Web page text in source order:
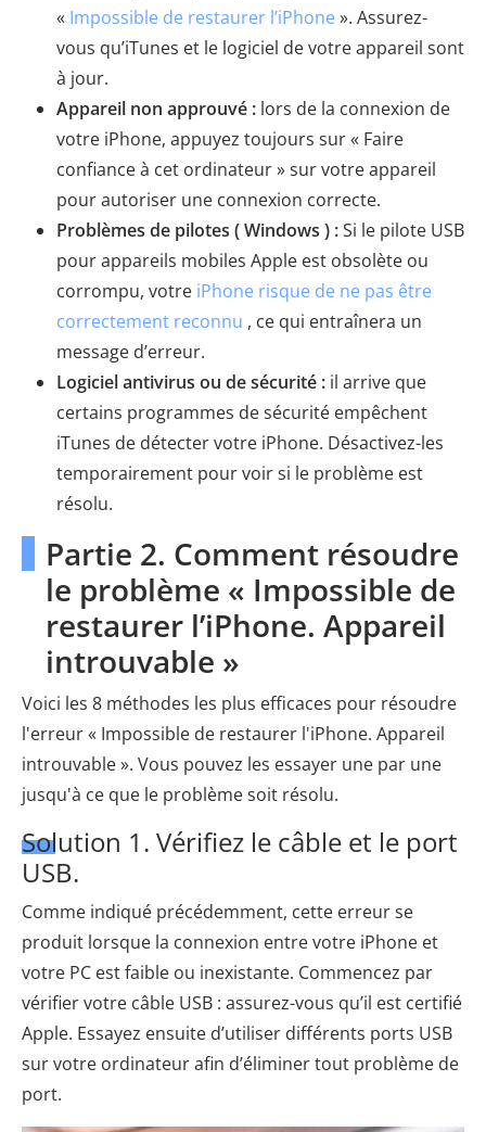
« Impossible de restaurer l’iPhone ». Assurez-
vous qu’iTunes et le logiciel de votre appareil sont
à jour.
Appareil non approuvé : lors de la connexion de
votre iPhone, appuyez toujours sur « Faire
confiance à cet ordinateur » sur votre appareil
pour autoriser une connexion correcte.
Problèmes de pilotes ( Windows ) :Si le pilote USB
pour appareils mobiles Apple est obsolète ou
corrompu, votre iPhone risque de ne pas être
correctement reconnu , ce qui entraînera un
message d’erreur.
Logiciel antivirus ou de sécurité : il arrive que
certains programmes de sécurité empêchent
iTunes de détecter votre iPhone. Désactivez-les
temporairement pour voir si le problème est
résolu.
Partie 2. Comment résoudre
le problème « Impossible de
restaurer l’iPhone. Appareil
introuvable »
Voici les 8 méthodes les plus efficaces pour résoudre
l'erreur « Impossible de restaurer l'iPhone. Appareil
introuvable ». Vous pouvez les essayer une par une
jusqu'à ce que le problème soit résolu.
Solution 1. Vérifiez le câble et le port
USB.
Comme indiqué précédemment, cette erreur se
produit lorsque la connexion entre votre iPhone et
votre PC est faible ou inexistante. Commencez par
vérifier votre câble USB : assurez-vous qu’il est certifié
Apple. Essayez ensuite d’utiliser différents ports USB
sur votre ordinateur afin d’éliminer tout problème de
port.